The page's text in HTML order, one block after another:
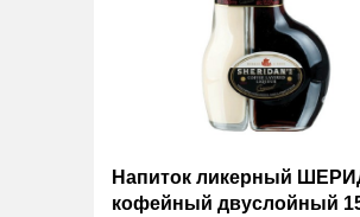
Напиток ликерный
кофейный двуслойный